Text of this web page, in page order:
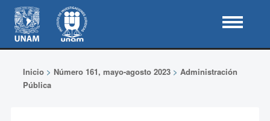
Inicio> Número 161, mayo-agosto 2023> Administración
Pública